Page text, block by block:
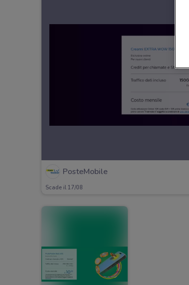
PosteMobile
Scade il 17/08